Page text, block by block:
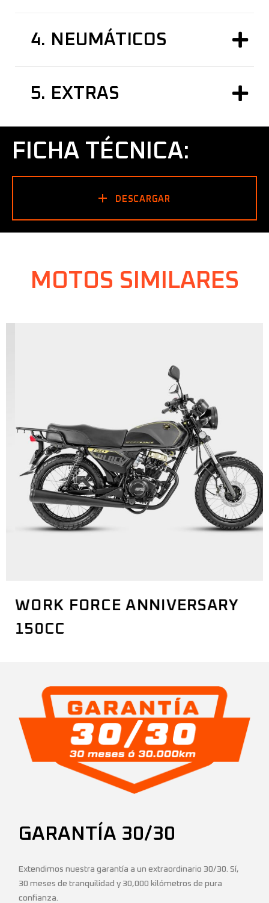
4. NEUMÁTICOS
5. EXTRAS
FICHA TÉCNICA:
DESCARGAR
MOTOS SIMILARES
WORK FORCE ANNIVERSARY
150CC
GARANTÍA 30/30
Extendimos nuestra garantía a un extraordinario 30/30. Sí,
30 meses de tranquilidad y 30,000 kilómetros de pura
confianza.